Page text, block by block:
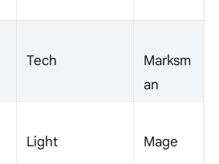
Tech
Marksm
an
Light Mage